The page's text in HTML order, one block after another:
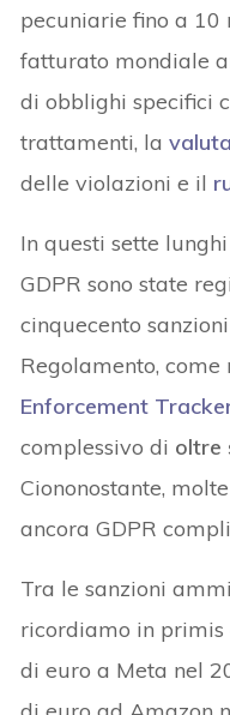
pecuniarie fino a
fatturato mondiale
di obblighi specifici
trattamenti, la
delle violazioni e il
In questi sette
GDPR sono state
cinquecento
Regolamento,
Enforcement
complessivo di oltre
Ciononostante,
ancora GDPR
Tra le sanzioni
ricordiamo in
di euro a Meta nel